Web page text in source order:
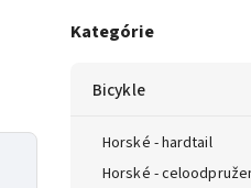
Kategórie
Bicykle
Horské - hardtail
Horské -